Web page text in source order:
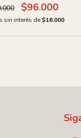
$96.000
sin interés de $16.000